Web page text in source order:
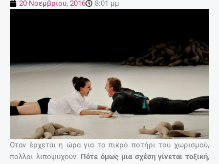
20 Νοεμβρίου, 2016 8:01 μμ
Όταν έρχεται η ώρα για το πικρό ποτήρι του χωρισμού,
πολλοί λιποψυχούν. Πότε όμως μια σχέση γίνεται τοξική,